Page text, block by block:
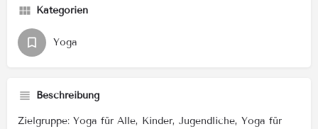
Kategorien
Yoga
Beschreibung
Zielgruppe: Yoga für Alle, Kinder, Jugendliche, Yoga für